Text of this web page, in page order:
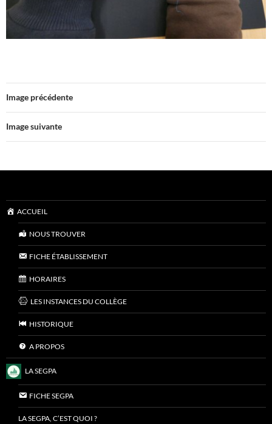
Image précédente
Image suivante
ACCUEIL
NOUS TROUVER
FICHE ÉTABLISSEMENT
HORAIRES
LES INSTANCES DU COLLÈGE
HISTORIQUE
A PROPOS
LA SEGPA
FICHE SEGPA
LA SEGPA, C’EST QUOI ?